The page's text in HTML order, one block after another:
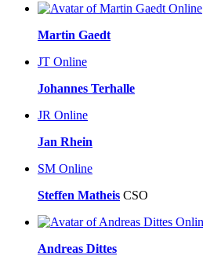
Online
Martin Gaedt
JT Online
Johannes Terhalle
JR Online
Jan Rhein
SM Online
Steffen Matheis CSO
Andreas Dittes